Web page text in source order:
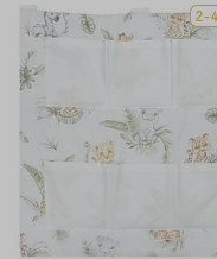
2-